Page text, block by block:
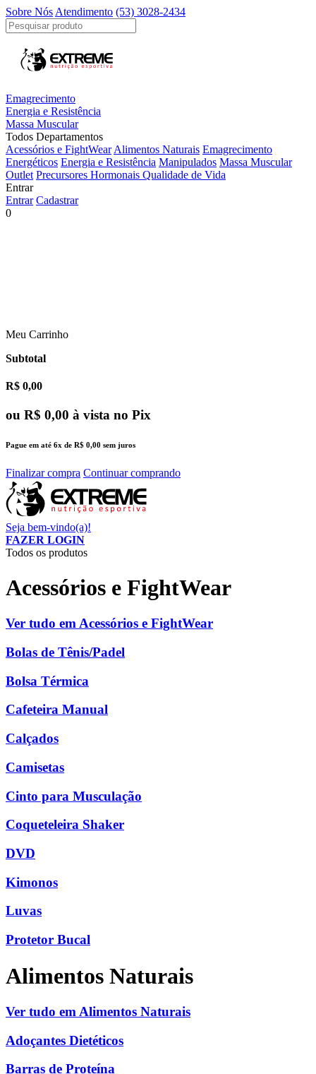
Sobre Nós Atendimento (53) 3028-2434
Emagrecimento
Energia e Resistência
Massa Muscular
Todos Departamentos
Acessórios e FightWear Alimentos Naturais Emagrecimento
Energéticos Energia e Resistência Manipulados Massa Muscular
Outlet Precursores Hormonais Qualidade de Vida
Entrar
Entrar Cadastrar
0
Meu Carrinho
Subtotal
R$ 0,00
ou R$ 0,00 à vista no Pix
Pague em até 6x de R$ 0,00 sem juros
Finalizar compra Continuar comprando
Seja bem-vindo(a)!
FAZER LOGIN
Todos os produtos
Acessórios e FightWear
Ver tudo em Acessórios e FightWear
Bolas de Tênis/Padel
Bolsa Térmica
Cafeteira Manual
Calçados
Camisetas
Cinto para Musculação
Coqueteleira Shaker
DVD
Kimonos
Luvas
Protetor Bucal
Alimentos Naturais
Ver tudo em Alimentos Naturais
Adoçantes Dietéticos
Barras de Proteína